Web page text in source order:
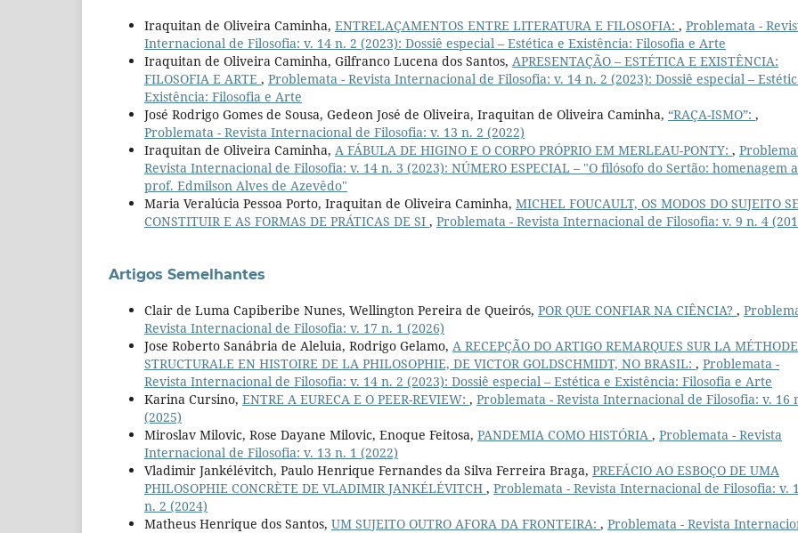
Iraquitan de Oliveira Caminha, ENTRELAÇAMENTOS ENTRE LITERATURA E FILOSOFIA: , Problemata -
Internacional de Filosofia: v. 14 n. 2 (2023): Dossiê especial – Estética e Existência: Filosofia e Arte
Iraquitan de Oliveira Caminha, Gilfranco Lucena dos Santos, APRESENTAÇÃO – ESTÉTICA E EXISTÊNCIA:
FILOSOFIA E ARTE , Problemata - Revista Internacional de Filosofia: v. 14 n. 2 (2023): Dossiê especial –
Existência: Filosofia e Arte
José Rodrigo Gomes de Sousa, Gedeon José de Oliveira, Iraquitan de Oliveira Caminha, “RAÇA-ISMO”: ,
Problemata - Revista Internacional de Filosofia: v. 13 n. 2 (2022)
Iraquitan de Oliveira Caminha, A FÁBULA DE HIGINO E O CORPO PRÓPRIO EM MERLEAU-PONTY: ,
Revista Internacional de Filosofia: v. 14 n. 3 (2023): NÚMERO ESPECIAL – "O filósofo do Sertão: homenagem
prof. Edmilson Alves de Azevêdo"
Maria Veralúcia Pessoa Porto, Iraquitan de Oliveira Caminha, MICHEL FOUCAULT, OS MODOS DO SUJEITO
CONSTITUIR E AS FORMAS DE PRÁTICAS DE SI , Problemata - Revista Internacional de Filosofia: v. 9 n. 4
Artigos Semelhantes
Clair de Luma Capiberibe Nunes, Wellington Pereira de Queirós, POR QUE CONFIAR NA CIÊNCIA? ,
Revista Internacional de Filosofia: v. 17 n. 1 (2026)
Jose Roberto Sanábria de Aleluia, Rodrigo Gelamo, A RECEPÇÃO DO ARTIGO REMARQUES SUR LA MÉTHODE
STRUCTURALE EN HISTOIRE DE LA PHILOSOPHIE, DE VICTOR GOLDSCHMIDT, NO BRASIL: , Problemata -
Revista Internacional de Filosofia: v. 14 n. 2 (2023): Dossiê especial – Estética e Existência: Filosofia e Arte
Karina Cursino, ENTRE A EURECA E O PEER-REVIEW: , Problemata - Revista Internacional de Filosofia: v. 16
(2025)
Miroslav Milovic, Rose Dayane Milovic, Enoque Feitosa, PANDEMIA COMO HISTÓRIA , Problemata - Revista
Internacional de Filosofia: v. 13 n. 1 (2022)
Vladimir Jankélévitch, Paulo Henrique Fernandes da Silva Ferreira Braga, PREFÁCIO AO ESBOÇO DE UMA
PHILOSOPHIE CONCRÈTE DE VLADIMIR JANKÉLÉVITCH , Problemata - Revista Internacional de Filosofia: v.
n. 2 (2024)
Matheus Henrique dos Santos, UM SUJEITO OUTRO AFORA DA FRONTEIRA: , Problemata - Revista